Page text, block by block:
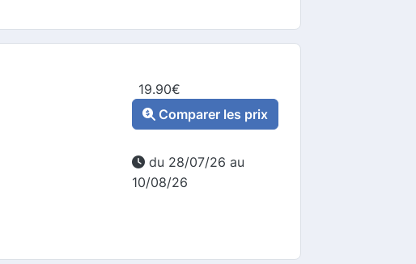
19.90€
Comparer les prix
du 28/07/26 au
10/08/26